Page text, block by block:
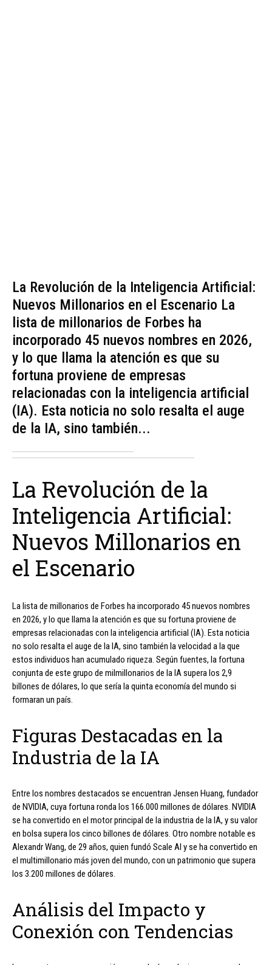
La Revolución de la Inteligencia Artificial:
Nuevos Millonarios en el Escenario La
lista de millonarios de Forbes ha
incorporado 45 nuevos nombres en 2026,
y lo que llama la atención es que su
fortuna proviene de empresas
relacionadas con la inteligencia artificial
(IA). Esta noticia no solo resalta el auge
de la IA, sino también...
La Revolución de la
Inteligencia Artificial:
Nuevos Millonarios en
el Escenario
La lista de millonarios de Forbes ha incorporado 45 nuevos nombres
en 2026, y lo que llama la atención es que su fortuna proviene de
empresas relacionadas con la inteligencia artificial (IA). Esta noticia
no solo resalta el auge de la IA, sino también la velocidad a la que
estos individuos han acumulado riqueza. Según fuentes, la fortuna
conjunta de este grupo de milmillonarios de la IA supera los 2,9
billones de dólares, lo que sería la quinta economía del mundo si
formaran un país.
Figuras Destacadas en la
Industria de la IA
Entre los nombres destacados se encuentran Jensen Huang, fundador
de NVIDIA, cuya fortuna ronda los 166.000 millones de dólares. NVIDIA
se ha convertido en el motor principal de la industria de la IA, y su valor
en bolsa supera los cinco billones de dólares. Otro nombre notable es
Alexandr Wang, de 29 años, quien fundó Scale AI y se ha convertido en
el multimillonario más joven del mundo, con un patrimonio que supera
los 3.200 millones de dólares.
Análisis del Impacto y
Conexión con Tendencias